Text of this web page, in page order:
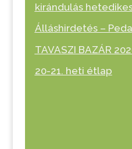
kirándulás
Álláshirdetés –
TAVASZI BAZÁR
20-21. heti étlap